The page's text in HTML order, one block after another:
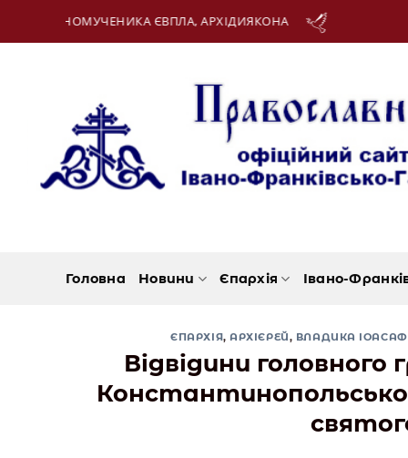
АРХІДИЯКОНА 12 Серпня: ДЕНЬ МОЛОДІ
Головна Новини Єпархія Івано-
ЄПАРХІЯ, АРХІЄРЕЙ, ВЛАДИКА ІОАСАФ
Відвідини головного